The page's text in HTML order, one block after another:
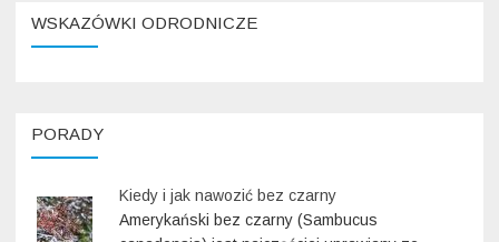
WSKAZÓWKI ODRODNICZE
PORADY
Kiedy i jak nawozić bez czarny
Amerykański bez czarny (Sambucus